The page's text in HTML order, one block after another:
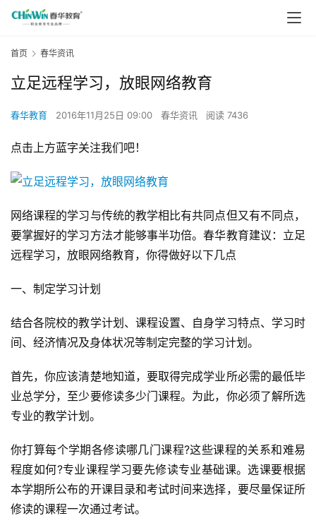
首页 春华资讯
立足远程学习，放眼网络教育
春华教育 2016年11月25日 09:00 春华资讯 阅读 7436
点击上方蓝字关注我们吧！
网络课程的学习与传统的教学相比有共同点但又有不同点，
要掌握好的学习方法才能够事半功倍。春华教育建议：立足
远程学习，放眼网络教育，你得做好以下几点
一、制定学习计划
结合各院校的教学计划、课程设置、自身学习特点、学习时
间、经济情况及身体状况等制定完整的学习计划。
首先，你应该清楚地知道，要取得完成学业所必需的最低毕
业总学分，至少要修读多少门课程。为此，你必须了解所选
专业的教学计划。
你打算每个学期各修读哪几门课程?这些课程的关系和难易
程度如何?专业课程学习要先修读专业基础课。选课要根据
本学期所公布的开课目录和考试时间来选择，要尽量保证所
修读的课程一次通过考试。